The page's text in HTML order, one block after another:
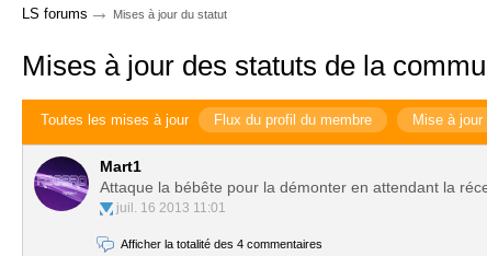
LS forums → Mises à jour du statut
Mises à jour des statuts de la
Toutes les mises à jour Flux du profil du membre Mise à jour
Mart1
Attaque la bébête pour la démonter en attendant la
juil. 16 2013 11:01
Afficher la totalité des 4 commentaires